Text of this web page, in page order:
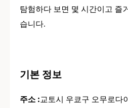
탐험하다 보면 몇 시간이고 즐
습니다.
기본 정보
주소 :교토시 우쿄구 오무로다